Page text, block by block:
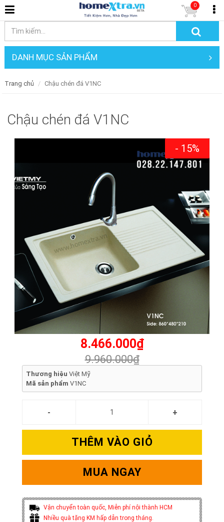
0
DANH MỤC SẢN PHẨM
Trang chủ Chậu chén đá V1NC
Chậu chén đá V1NC
- 15%
8.466.000₫
9.960.000₫
Thương hiệu Việt Mỹ
Mã sản phẩm V1NC
THÊM VÀO GIỎ
MUA NGAY
Vận chuyển toàn quốc, Miễn phí nội thành HCM
Nhiều quà tặng KM hấp dẫn trong tháng.